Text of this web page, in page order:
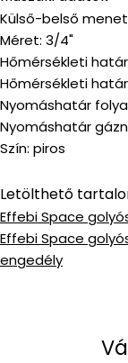
Külső-belső
Méret: 3/4"
Hőmérsékleti
Hőmérsékleti határ
Nyomáshatár
Nyomáshatár
Szín: piros
Letölthető
Effebi Space
Effebi Space
engedély